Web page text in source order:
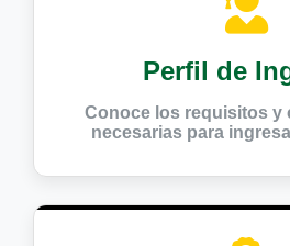
Perfil de
Conoce los requisitos y
necesarias para